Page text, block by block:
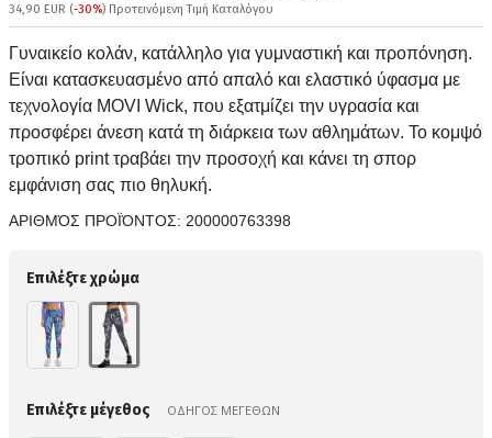
34,90 EUR (-30%) Προτεινόμενη Τιμή Καταλόγου
Γυναικείο κολάν, κατάλληλο για γυμναστική και προπόνηση.
Είναι κατασκευασμένο από απαλό και ελαστικό ύφασμα με
τεχνολογία MOVI Wick, που εξατμίζει την υγρασία και
προσφέρει άνεση κατά τη διάρκεια των αθλημάτων. Το κομψό
τροπικό print τραβάει την προσοχή και κάνει τη σπορ
εμφάνιση σας πιο θηλυκή.
ΑΡΙΘΜΌΣ ΠΡΟΪΌΝΤΟΣ: 200000763398
Επιλέξτε χρώμα
Επιλέξτε μέγεθος ΟΔΗΓΟΣ ΜΕΓΕΘΩΝ